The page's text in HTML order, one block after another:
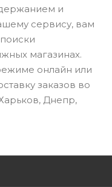
и
сервису, вам
магазинах.
онлайн или
заказов во
Днепр,